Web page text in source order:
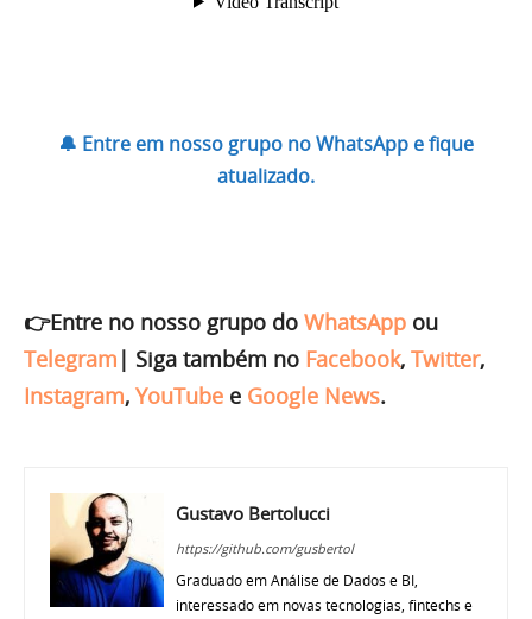
🔔 Entre em nosso grupo no WhatsApp e fique
atualizado.
👉Entre no nosso grupo do WhatsApp ou
Telegram | Siga também no Facebook, Twitter,
Instagram, YouTube e Google News.
Gustavo Bertolucci
https://github.com/gusbertol
Graduado em Análise de Dados e BI,
interessado em novas tecnologias, fintechs e